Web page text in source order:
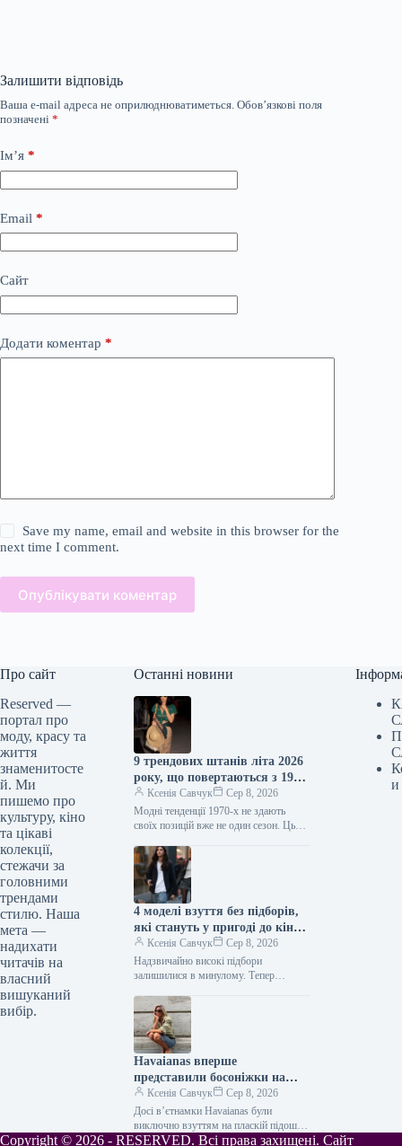
Залишити відповідь
Ваша e-mail адреса не оприлюднюватиметься. Обов’язкові поля
позначені *
Ім’я *
Email *
Сайт
Додати коментар *
Save my name, email and website in this browser for the
next time I comment.
Опублікувати коментар
Про сайт
Reserved —
портал про
моду, красу та
життя
знаменитосте
й. Ми
пишемо про
культуру, кіно
та цікаві
колекції,
стежачи за
головними
трендами
стилю. Наша
мета —
надихати
читачів на
власний
вишуканий
вибір.
Останні новини
9 трендових штанів літа 2026
року, що повертаються з 1970-
х
Ксенія Савчук
Сер 8, 2026
Модні тенденції 1970-х не здають
своїх позицій вже не один сезон. Цього
фасони, характерні…
4 моделі взуття без підборів,
які стануть у пригоді до кінця
літаКсенія Савчук
Сер 8, 2026
Надзвичайно високі підбори
залишилися в минулому. Тепер
взуття без підборів: від балеток до
мюлів. Найстильніші жінки…
Havaianas вперше
представили босоніжки на
підборах — і це
найнеочікуваніше взуття 2027
року
Ксенія Савчук
Сер 8, 2026
Досі вʼєтнамки Havaianas були
виключно взуттям на пласкій підошві.
Тепер культові гумові шльопанці
и
Copyright © 2026 - RESERVED. Всі права захищені. Сайт